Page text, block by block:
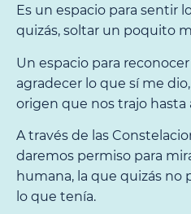
Es un espacio para sentir
quizás, soltar un poquito
Un espacio para
agradecer lo que sí me
origen que nos trajo hasta
A través de las
daremos permiso para
humana, la que quizás no
lo que tenía.